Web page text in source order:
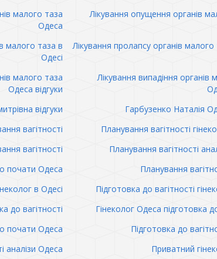
малого таза
Одеса
Лікування опущення органів
малого таза в
Одесі
Лікування пролапсу органів
малого таза
Одеса відгуки
Лікування випадіння органів
відгуки
Гарбузенко Наталія
вагітності
Планування вагітності
вагітності
Планування вагітності
почати Одеса
Планування
в Одесі
Підготовка до вагітності
до вагітності
Гінеколог Одеса підготовка
почати Одеса
Підготовка до
аналізи Одеса Приватний